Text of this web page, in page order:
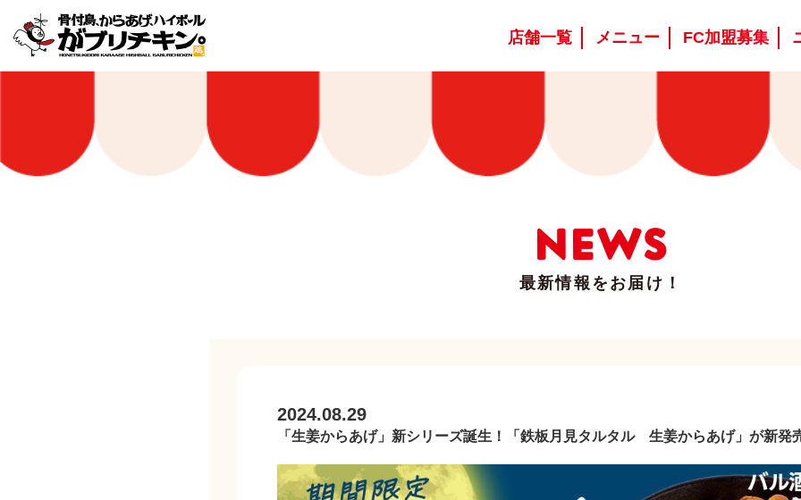
店舗一覧 メニュー FC加盟募集
NEWS
最新情報をお届け！
2024.08.29
「生姜からあげ」新シリーズ誕生！「鉄板月見タルタル 生姜からあげ」が新発